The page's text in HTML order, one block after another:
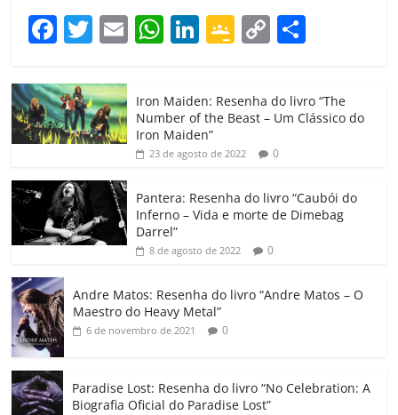
F
c
e
b
o
o
k
T
itt
er
E W
at
s
A
p
Li
e
dI
G
gl
e
Cl
a
ss
ro
o
C
p
y
Li
k
m
p
h
ar
Iron Maiden: Resenha do livro “The
Number of the Beast – Um Clássico do
Iron Maiden”
23 de agosto de 2022 0
Pantera: Resenha do livro “Caubói do
Inferno – Vida e morte de Dimebag
Darrel”
8 de agosto de 2022 0
Andre Matos: Resenha do livro “Andre Matos – O
Maestro do Heavy Metal”
6 de novembro de 2021 0
Paradise Lost: Resenha do livro “No Celebration: A
Biografia Oficial do Paradise Lost”